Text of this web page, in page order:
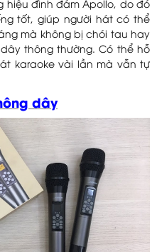
hiệu đình đám Apollo, do đó
tốt, giúp người hát có thể
mà không bị chói tau hay
thông thường. Có thể hỗ
karaoke vài lần mà vẫn tự
dây